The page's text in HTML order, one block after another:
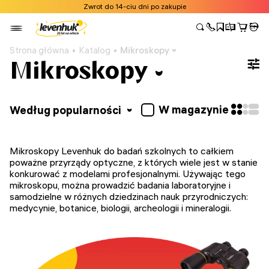
Zwrot do 14-ciu dni po zakupie
Strona główna Katalog Mikroskopy
Mikroskopy
Według popularności W magazynie
Mikroskopy Levenhuk do badań szkolnych to całkiem
poważne przyrządy optyczne, z których wiele jest w stanie
konkurować z modelami profesjonalnymi. Używając tego
mikroskopu, można prowadzić badania laboratoryjne i
samodzielne w różnych dziedzinach nauk przyrodniczych:
medycynie, botanice, biologii, archeologii i mineralogii.